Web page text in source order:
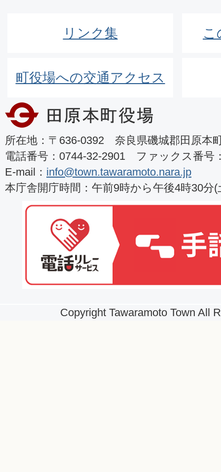
リンク集 こ
町役場への交通アクセス
所在地：〒636-0392 奈良県磯城郡田原本
電話番号：0744-32-2901 ファックス番号
E-mail： info@town.tawaramoto.nara.jp
本庁舎開庁時間：午前9時から午後4時30分
Copyright Tawaramoto Town All